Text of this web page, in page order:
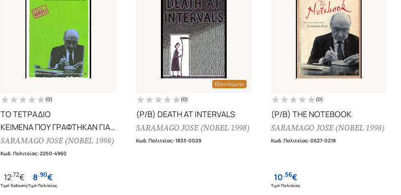
(0)
ΤΟ ΤΕΤΡΑΔΙΟ
ΚΕΙΜΕΝΑ ΠΟΥ ΓΡΑΦΤΗΚΑΝ ΓΙΑ
ΤΟ BLOG ΣΕΠΤΕΜΒΡΙΟΣ 2008 -
ΜΑΡΤΙΟΣ 2009
SARAMAGO JOSE (NOBEL 1998)
Κωδ. Πολιτείας:2250-4960
12.72€
Τιμή Έκδοσης
8.90€
Τιμή Πολιτείας
Εξαντλημένο
(0)
(P/B) DEATH AT INTERVALS
SARAMAGO JOSE (NOBEL 1998)
Κωδ. Πολιτείας:1833-0029
(0)
(P/B) THE NOTEBOOK
SARAMAGO JOSE (NOBEL 1998)
Κωδ. Πολιτείας:0627-0218
10.56€
Τιμή Πολιτείας